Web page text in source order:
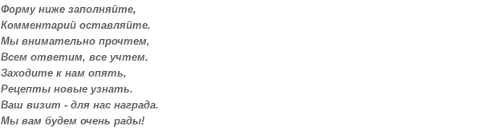
Форму ниже заполняйте,
Комментарий оставляйте.
Мы внимательно прочтем,
Всем ответим, все учтем.
Заходите к нам опять,
Рецепты новые узнать.
Ваш визит - для нас награда.
Мы вам будем очень рады!